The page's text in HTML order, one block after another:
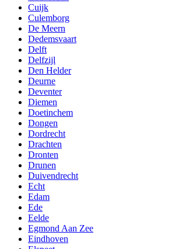
Cuijk
Culemborg
De Meern
Dedemsvaart
Delft
Delfzijl
Den Helder
Deurne
Deventer
Diemen
Doetinchem
Dongen
Dordrecht
Drachten
Dronten
Drunen
Duivendrecht
Echt
Edam
Ede
Eelde
Egmond Aan Zee
Eindhoven